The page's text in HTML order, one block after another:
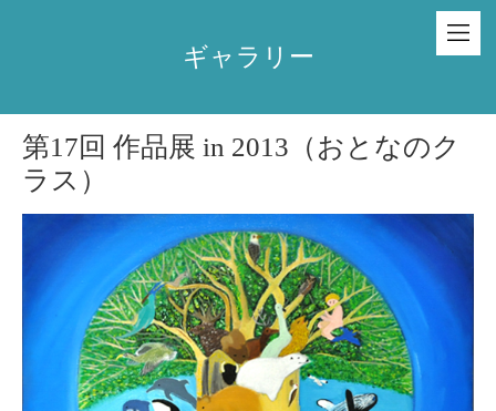
ギャラリー
第17回 作品展 in 2013（おとなのク
ラス）